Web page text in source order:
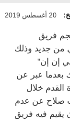
20 أغسطس 2019
فريق
من جديد وذلك
إن إن"
بعدما عبر عن
القدم خلال
صلاح عن عدم
يقيم فيه فريق